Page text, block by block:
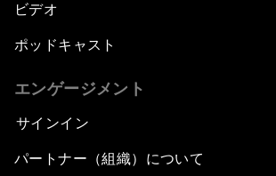
ビデオ
ポッドキャスト
エンゲージメント
サインイン
パートナー（組織）について